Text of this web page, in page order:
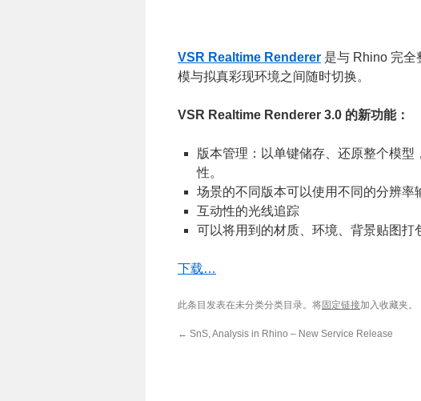
VSR Realtime Renderer 是与 Rhino 完全
模与拟真彩现环境之间随时切换。
VSR Realtime Renderer 3.0 的新功能：
版本管理：以单键储存、还原整个模
性。
场景的不同版本可以使用不同的分辨率
互动性的光线追踪
可以将用到的材质、环境、背景贴图打
下载…
此条目发表在未分类分类目录。将固定链接加入收藏夹。
← SnS, Analysis in Rhino – New Service Release